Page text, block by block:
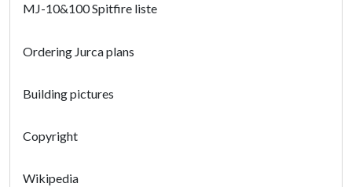
MJ-10&100 Spitfire liste
Ordering Jurca plans
Building pictures
Copyright
Wikipedia